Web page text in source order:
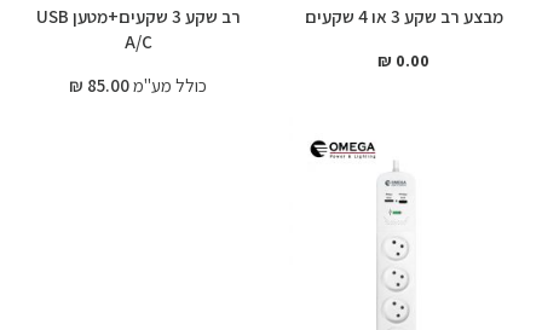
מבצע רב שקע 3 או 4 שקעים
0.00 ₪
רב שקע 3 שקעים+מטען USB
A/C
כולל מע"מ85.00 ₪